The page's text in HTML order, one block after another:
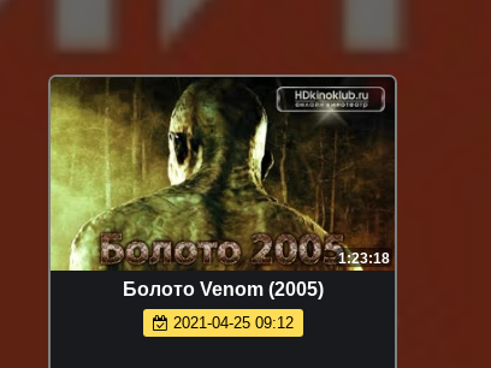
1:23:18
Болото Venom (2005)
2021-04-25 09:12